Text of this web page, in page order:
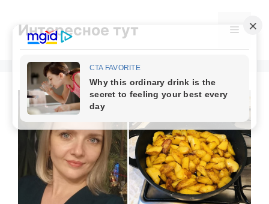
contentИнтересное тут Menu